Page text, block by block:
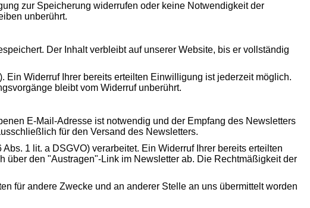
zur Speicherung widerrufen oder keine Notwendigkeit der
unberührt.
Der Inhalt verbleibt auf unserer Website, bis er vollständig
Ein Widerruf Ihrer bereits erteilten Einwilligung ist jederzeit möglich.
bleibt vom Widerruf unberührt.
E-Mail-Adresse ist notwendig und der Empfang des Newsletters
für den Versand des Newsletters.
1 lit. a DSGVO) verarbeitet. Ein Widerruf Ihrer bereits erteilten
den "Austragen"-Link im Newsletter ab. Die Rechtmäßigkeit der
für andere Zwecke und an anderer Stelle an uns übermittelt worden